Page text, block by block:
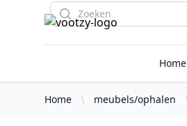
Search
Home
Home meubels/ophalen